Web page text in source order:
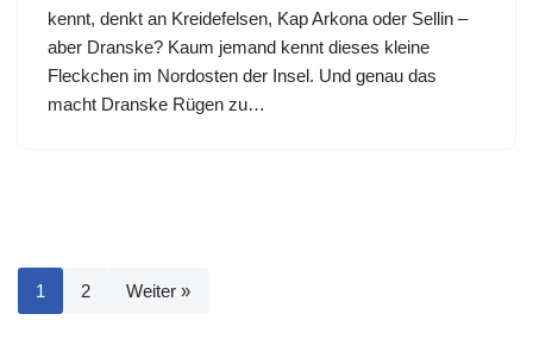
kennt, denkt an Kreidefelsen, Kap Arkona oder Sellin –
aber Dranske? Kaum jemand kennt dieses kleine
Fleckchen im Nordosten der Insel. Und genau das
macht Dranske Rügen zu…
1 2 Weiter »